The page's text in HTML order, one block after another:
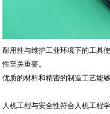
耐用性与维护工业环境下的工具
性至关重要。
优质的材料和精密的制造工艺能
人机工程与安全性符合人机工程